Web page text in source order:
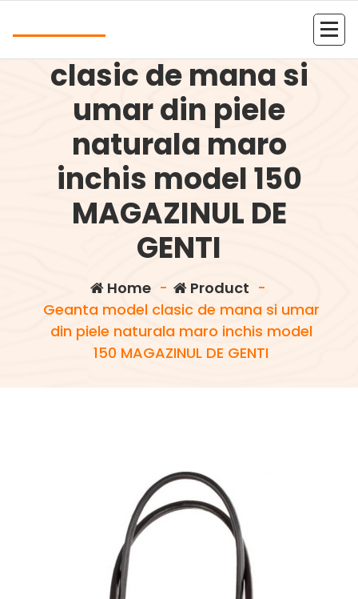
Geanta model
clasic de mana si
umar din piele
naturala maro
inchis model 150
MAGAZINUL DE
GENTI
Home- Product -
Geanta model clasic de mana si umar
din piele naturala maro inchis model
150 MAGAZINUL DE GENTI